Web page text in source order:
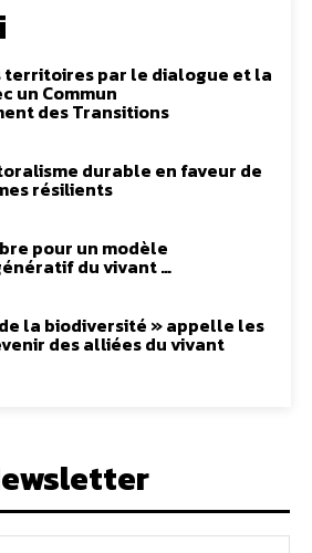
territoires par le dialogue et la
un Commun
des Transitions
durable en faveur de
résilients
pour un modèle
du vivant …
de la biodiversité » appelle les
des alliées du vivant